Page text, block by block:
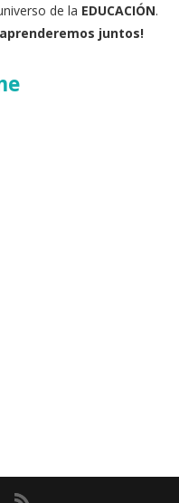
de la EDUCACIÓN.
juntos!